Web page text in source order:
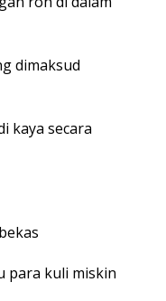
dimaksud
kaya secara
para kuli miskin